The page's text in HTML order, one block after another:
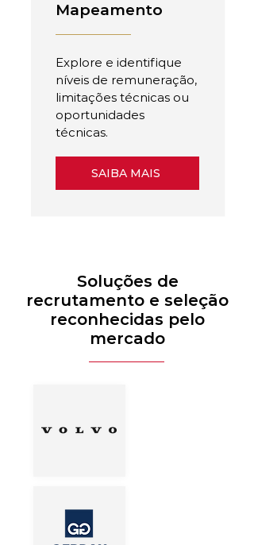
Mapeamento
Explore e identifique
níveis de remuneração,
limitações técnicas ou
oportunidades
técnicas.
SAIBA MAIS
Soluções de
recrutamento e seleção
reconhecidas pelo
mercado